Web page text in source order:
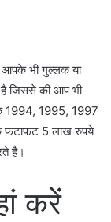
आपके भी गुल्लक या
जिससे की आप भी
1994, 1995, 1997
फटाफट 5 लाख रुपये
है।
करें